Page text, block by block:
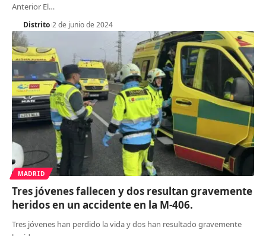
Anterior El…
Distrito 2 de junio de 2024
MADRID
Tres jóvenes fallecen y dos resultan gravemente
heridos en un accidente en la M-406.
Tres jóvenes han perdido la vida y dos han resultado gravemente